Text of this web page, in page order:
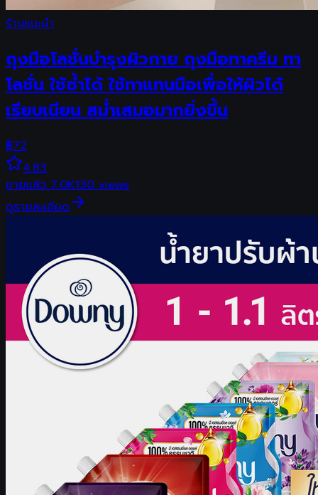
ร้านแนะนำ
ถุงมือโลชั่นบำรุงผิวกาย ถุงมือทาครีม ทา
โลชั่น ใช้ซ้ำได้ ใช้ทาแทนมือเพื่อให้ผิวได้
เรียบเนียน สม่ำเสมอมากยิ่งขึ้น
฿72
4.83
ขายแล้ว7.0K130views
ดูรายละเอียด